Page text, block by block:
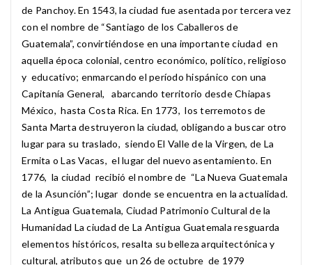
de Panchoy. En 1543, la ciudad fue asentada por tercera vez
con el nombre de “Santiago de los Caballeros de
Guatemala”, convirtiéndose en una importante ciudad en
aquella época colonial, centro económico, político, religioso
y educativo; enmarcando el período hispánico con una
Capitanía General, abarcando territorio desde Chiapas
México, hasta Costa Rica. En 1773, los terremotos de
Santa Marta destruyeron la ciudad, obligando a buscar otro
lugar para su traslado, siendo El Valle de la Virgen, de La
Ermita o Las Vacas, el lugar del nuevo asentamiento. En
1776, la ciudad recibió el nombre de “La Nueva Guatemala
de la Asunción”; lugar donde se encuentra en la actualidad.
La Antigua Guatemala, Ciudad Patrimonio Cultural de la
Humanidad La ciudad de La Antigua Guatemala resguarda
elementos históricos, resalta su belleza arquitectónica y
cultural, atributos que un 26 de octubre de 1979